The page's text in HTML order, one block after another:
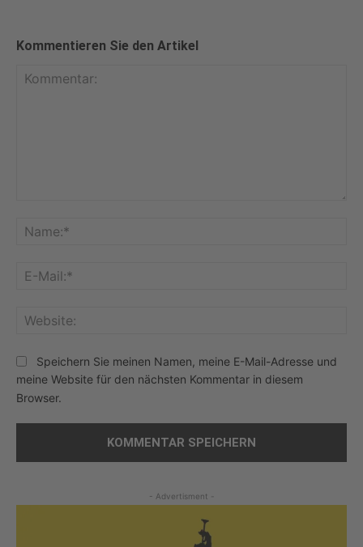
Kommentieren Sie den Artikel
Speichern Sie meinen Namen, meine E-Mail-Adresse und
meine Website für den nächsten Kommentar in diesem
Browser.
- Advertisment -